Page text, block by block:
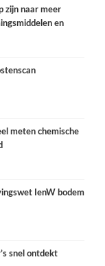
zijn naar meer
en
meten chemische
IenW bodem
snel ontdekt